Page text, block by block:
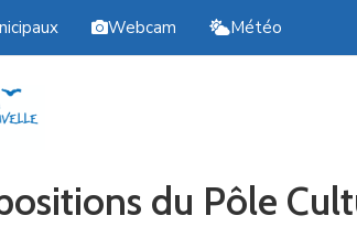
Webcam Météo
du Pôle